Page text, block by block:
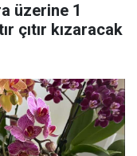
üzerine 1
çıtır kızaracak